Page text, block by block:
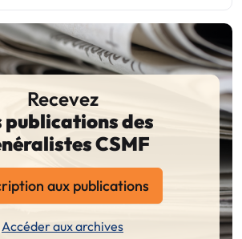
Recevez
publications des
CSMF
aux publications
Accéder aux archives